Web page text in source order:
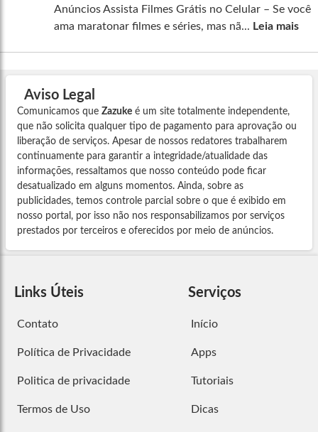
Anúncios Assista Filmes Grátis no Celular – Se você
ama maratonar filmes e séries, mas nã... Leia mais
Aviso Legal
Comunicamos que Zazuke é um site totalmente independente,
que não solicita qualquer tipo de pagamento para aprovação ou
liberação de serviços. Apesar de nossos redatores trabalharem
continuamente para garantir a integridade/atualidade das
informações, ressaltamos que nosso conteúdo pode ficar
desatualizado em alguns momentos. Ainda, sobre as
publicidades, temos controle parcial sobre o que é exibido em
nosso portal, por isso não nos responsabilizamos por serviços
prestados por terceiros e oferecidos por meio de anúncios.
Links Úteis
Contato
Política de Privacidade
Politica de privacidade
Termos de Uso
Serviços
Início
Apps
Tutoriais
Dicas